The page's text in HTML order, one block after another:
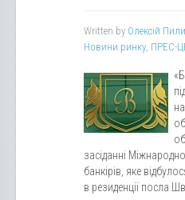
Written by Олексій
Новини ринку, ПРЕС-
засіданні
банкірів, яке
в резиденції посла